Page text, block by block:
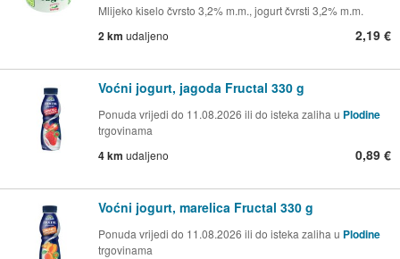
Mlijeko kiselo čvrsto 3,2% m.m., jogurt čvrsti 3,2% m.m.
2 km udaljeno 2,19 €
Voćni jogurt, jagoda Fructal 330 g
Ponuda vrijedi do 11.08.2026 ili do isteka zaliha u Plodine
trgovinama
4 km udaljeno 0,89 €
Voćni jogurt, marelica Fructal 330 g
Ponuda vrijedi do 11.08.2026 ili do isteka zaliha u Plodine
trgovinama